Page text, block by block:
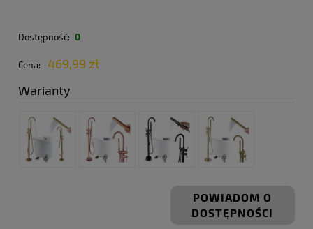
Dostępność: 0
Cena:
469,99 zł
Warianty
POWIADOM O
DOSTĘPNOŚCI